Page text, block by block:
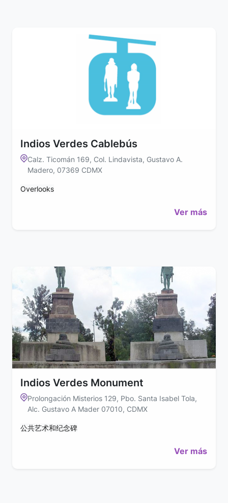
Indios Verdes Cablebús
Calz. Ticomán 169, Col. Lindavista, Gustavo A.
Madero, 07369 CDMX
Overlooks
Ver más
Indios Verdes Monument
Prolongación Misterios 129, Pbo. Santa Isabel Tola,
Alc. Gustavo A Mader 07010, CDMX
公共艺术和纪念碑
Ver más